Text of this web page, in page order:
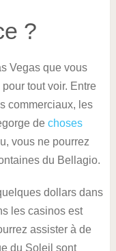
?
Vegas que vous
tout voir. Entre
commerciaux, les
de choses
vous ne pourrez
du Bellagio.
dollars dans
les casinos est
assister à de
du Soleil sont